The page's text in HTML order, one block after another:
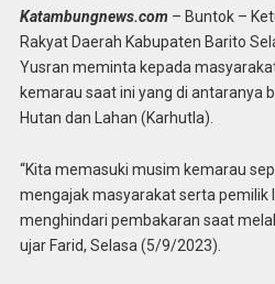
Katambungnews.com – Buntok –
Rakyat Daerah Kabupaten Barito
Yusran meminta kepada
kemarau saat ini yang di antaranya
Hutan dan Lahan (Karhutla).
“Kita memasuki musim kemarau
mengajak masyarakat serta pemilik
menghindari pembakaran saat
ujar Farid, Selasa (5/9/2023).